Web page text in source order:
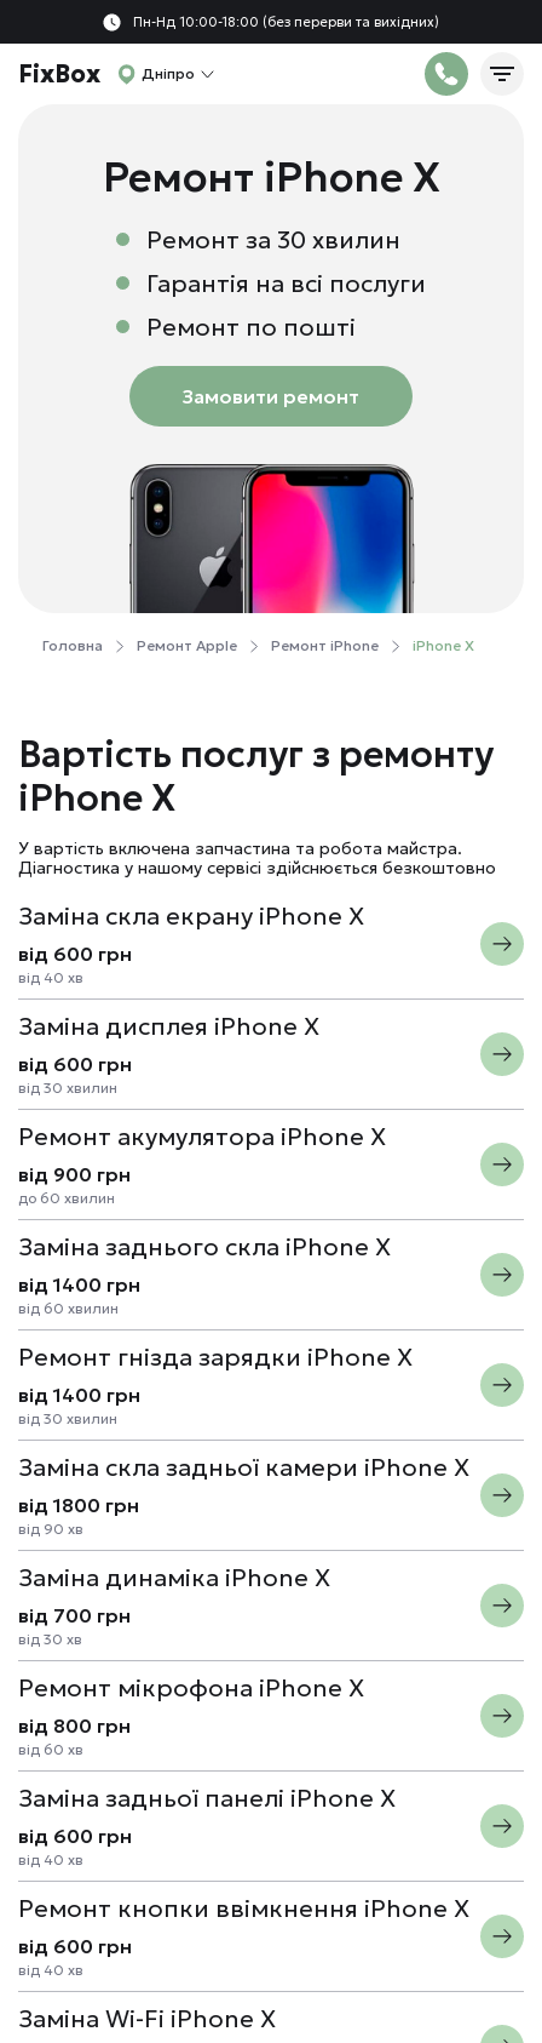
Пн-Нд 10:00-18:00 (без перерви та вихідних)
FixBox Дніпро
Ремонт iPhone X
Ремонт за 30 хвилин
Гарантія на всі послуги
Ремонт по пошті
Замовити ремонт
Головна Ремонт Apple Ремонт iPhone iPhone X
Вартість послуг з ремонту
iPhone X
У вартість включена запчастина та робота майстра.
Діагностика у нашому сервісі здійснюється безкоштовно
Заміна скла екрану iPhone X
від 600 грн
від 40 хв
Заміна дисплея iPhone X
від 600 грн
від 30 хвилин
Ремонт акумулятора iPhone X
від 900 грн
до 60 хвилин
Заміна заднього скла iPhone X
від 1400 грн
від 60 хвилин
Ремонт гнізда зарядки iPhone X
від 1400 грн
від 30 хвилин
Заміна скла задньої камери iPhone X
від 1800 грн
від 90 хв
Заміна динаміка iPhone X
від 700 грн
від 30 хв
Ремонт мікрофона iPhone X
від 800 грн
від 60 хв
Заміна задньої панелі iPhone X
від 600 грн
від 40 хв
Ремонт кнопки ввімкнення iPhone X
від 600 грн
від 40 хв
Заміна Wi-Fi iPhone X